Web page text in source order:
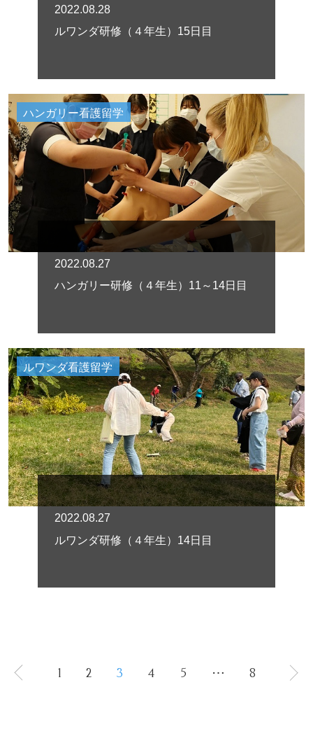
2022.08.28
ルワンダ研修（４年生）15日目
ハンガリー看護留学
2022.08.27
ハンガリー研修（４年生）11～14日目
ルワンダ看護留学
2022.08.27
ルワンダ研修（４年生）14日目
1 2 3 4 5 ⋯ 8